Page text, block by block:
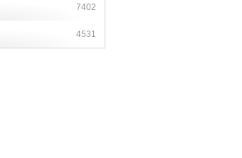
7402
4531